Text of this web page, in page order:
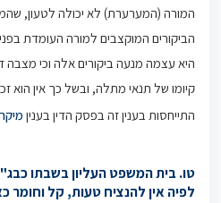
המורה (המערערת) לא יכולה לטעון,
הביקורים המוקצבים למורה העומדת
היא עצמה מנעה ביקורים אלה וכי
קיומו של תנאי מתלה, ובשל כך אין הוא
התייחסות בענין זה בפסק הדין בענין
טו. בית המשפט העליון בשבתו
לפיה אין להנציח טעות, קל